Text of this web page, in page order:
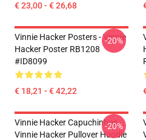
€ 23,00 - € 26,68
Vinnie Hacker Posters - Vinnie
Hacker Poster RB1208
#ID8099
€ 18,21 - € 42,22
-20%
Vinnie Hacker Capuchinhos...
Vinnie Hacker Pullover Hoodie
-20%